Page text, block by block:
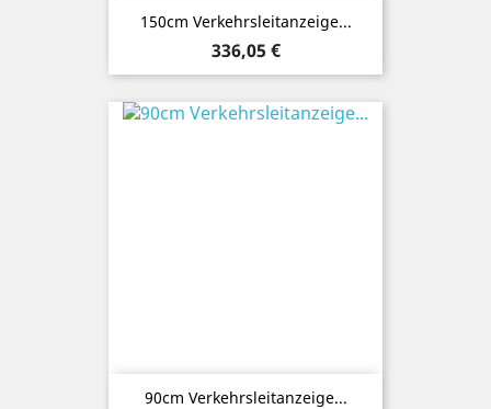
150cm Verkehrsleitanzeige...
Preis
336,05 €
90cm Verkehrsleitanzeige...